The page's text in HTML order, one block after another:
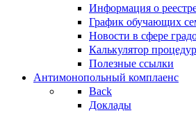
Информация о
График обучающих
Новости в сфере
Калькулятор
Полезные ссылки
Антимонопольный комплаенс
Back
Доклады